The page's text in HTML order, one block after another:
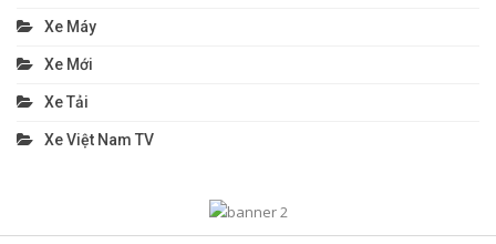
Xe Máy
Xe Mới
Xe Tải
Xe Việt Nam TV